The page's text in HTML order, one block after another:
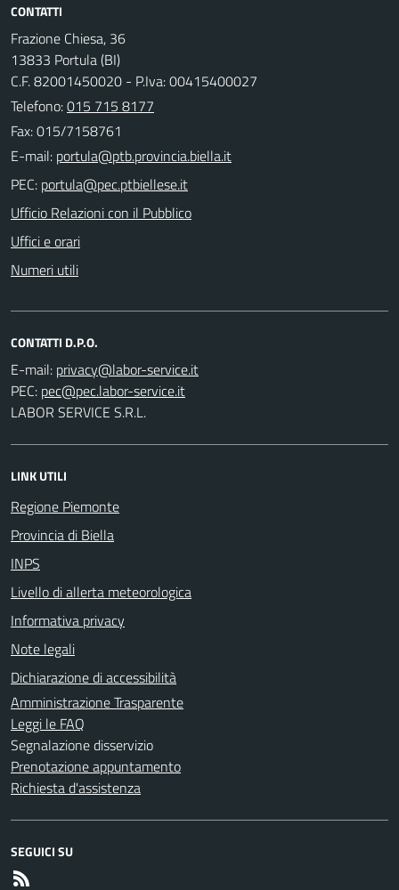
CONTATTI
Frazione Chiesa, 36
13833 Portula (BI)
C.F. 82001450020 - P.Iva: 00415400027
Telefono:015 715 8177
Fax: 015/7158761
E-mail:
PEC:
Ufficio Relazioni con il Pubblico
Uffici e orari
Numeri utili
CONTATTI D.P.O.
E-mail:
PEC:
LABOR SERVICE S.R.L.
LINK UTILI
Regione Piemonte
Provincia di Biella
INPS
Livello di allerta meteorologica
Informativa privacy
Note legali
Dichiarazione di accessibilità
Amministrazione Trasparente
Leggi le FAQ
Segnalazione disservizio
Prenotazione appuntamento
Richiesta d'assistenza
SEGUICI SU